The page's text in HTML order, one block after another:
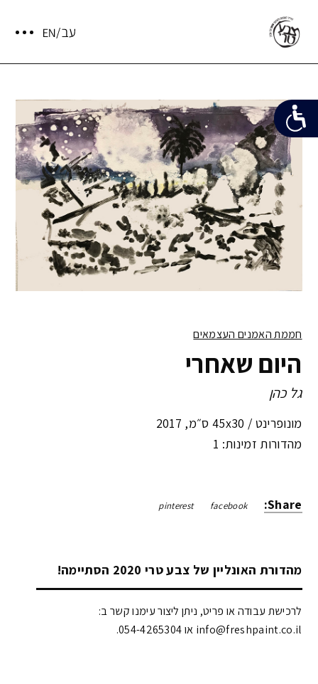
חממת האמנים העצמאים
היום שאחרי
גל כהן
מונופרינט / 45x30 ס״מ ,
מהדורות זמינות: 1
Share:
facebook
pinterest
מהדורת האונליין של צבע טרי 2020 הסתיימה!
לרכישת עבודה או פריט, ניתן ליצור עימנו קשר ב:
info@freshpaint.co.il‏ או 054-4265304.